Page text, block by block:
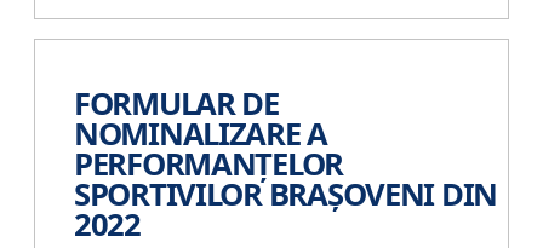
FORMULAR DE
NOMINALIZARE A
PERFORMANȚELOR
SPORTIVILOR BRAȘOVENI DIN
2022